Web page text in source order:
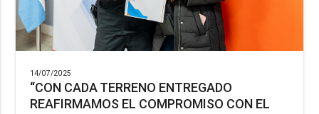
14/07/2025
“CON CADA TERRENO ENTREGADO
REAFIRMAMOS EL COMPROMISO CON EL